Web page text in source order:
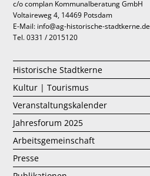
c/o complan Kommunalberatung GmbH
Voltaireweg 4, 14469 Potsdam
E-Mail: info@ag-historische-stadtkerne.de
Tel. 0331 / 2015120
Historische Stadtkerne
Kultur | Tourismus
Veranstaltungskalender
Jahresforum 2025
Arbeitsgemeinschaft
Presse